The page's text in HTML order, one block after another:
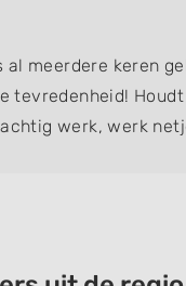
meerdere keren
tevredenheid!
werk, werk